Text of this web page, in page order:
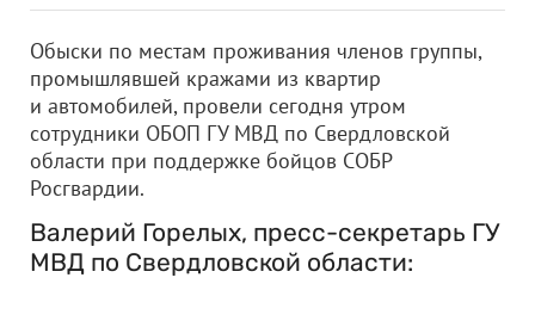
Обыски по местам проживания членов группы,
промышлявшей кражами из квартир
и автомобилей, провели сегодня утром
сотрудники ОБОП ГУ МВД по Свердловской
области при поддержке бойцов СОБР
Росгвардии.
Валерий Горелых, пресс-секретарь ГУ
МВД по Свердловской области: